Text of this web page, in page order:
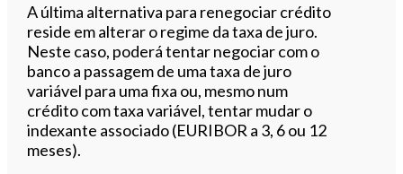
A última alternativa para renegociar crédito
reside em alterar o regime da taxa de juro.
Neste caso, poderá tentar negociar com o
banco a passagem de uma taxa de juro
variável para uma fixa ou, mesmo num
crédito com taxa variável, tentar mudar o
indexante associado (EURIBOR a 3, 6 ou 12
meses).